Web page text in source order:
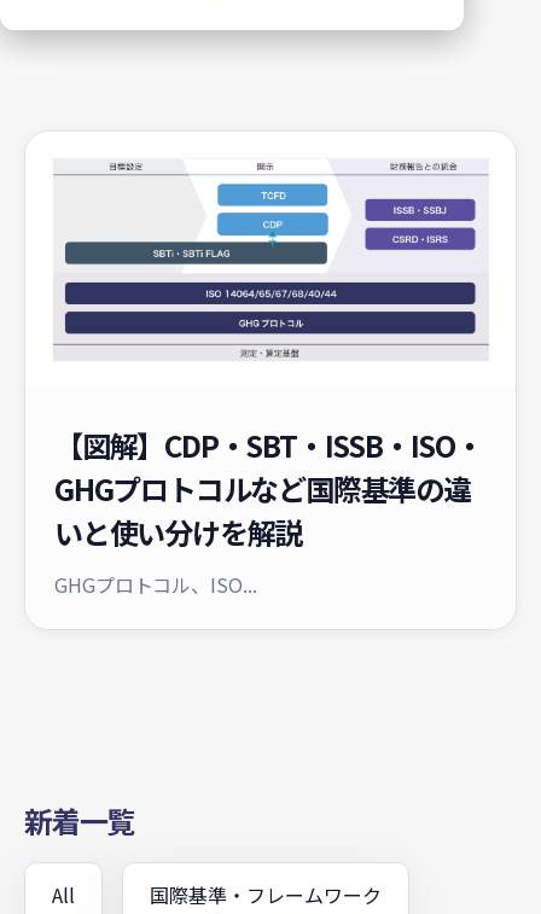
【図解】CDP・SBT・ISSB・ISO・
GHGプロトコルなど国際基準の違
いと使い分けを解説
GHGプロトコル、ISO...
新着一覧
All 国際基準・フレームワーク